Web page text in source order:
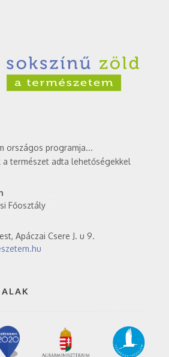
országos programja...
természet adta lehetőségekkel
Főosztály
Apáczai Csere J. u 9.